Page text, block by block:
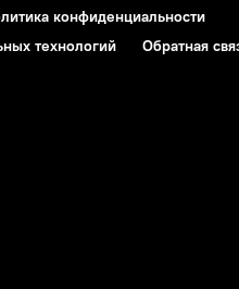
конфиденциальности
технологий Обратная